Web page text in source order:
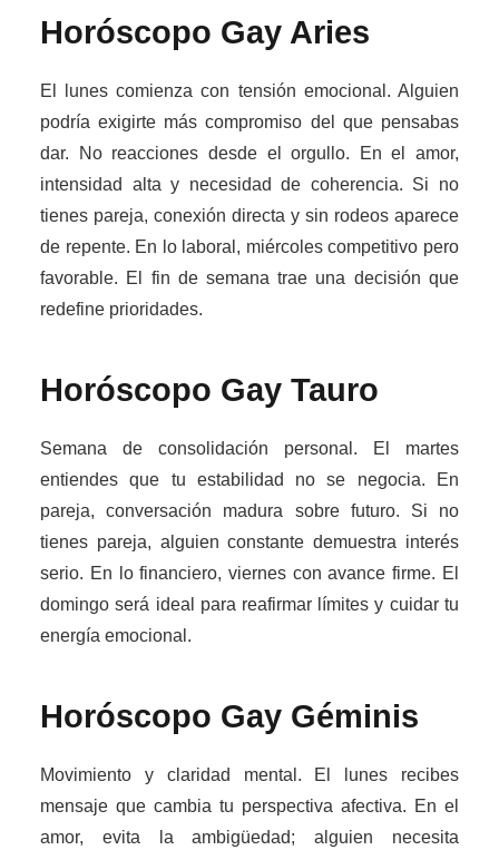
Horóscopo Gay Aries
El lunes comienza con tensión emocional. Alguien
podría exigirte más compromiso del que pensabas
dar. No reacciones desde el orgullo. En el amor,
intensidad alta y necesidad de coherencia. Si no
tienes pareja, conexión directa y sin rodeos aparece
de repente. En lo laboral, miércoles competitivo pero
favorable. El fin de semana trae una decisión que
redefine prioridades.
Horóscopo GayTauro
Semana de consolidación personal. El martes
entiendes que tu estabilidad no se negocia. En
pareja, conversación madura sobre futuro. Si no
tienes pareja, alguien constante demuestra interés
serio. En lo financiero, viernes con avance firme. El
domingo será ideal para reafirmar límites y cuidar tu
energía emocional.
Horóscopo Gay Géminis
Movimiento y claridad mental. El lunes recibes
mensaje que cambia tu perspectiva afectiva. En el
amor, evita la ambigüedad; alguien necesita